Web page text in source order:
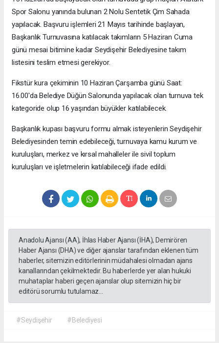
Spor Salonu yanında bulunan 2 Nolu Sentetik Çim Sahada
yapılacak. Başvuru işlemleri 21 Mayıs tarihinde başlayan,
Başkanlık Turnuvasına katılacak takımların 5 Haziran Cuma
günü mesai bitimine kadar Seydişehir Belediyesine takım
listesini teslim etmesi gerekiyor.
Fikstür kura çekiminin 10 Haziran Çarşamba günü Saat:
16.00'da Belediye Düğün Salonunda yapılacak olan turnuva tek
kategoride olup 16 yaşından büyükler katılabilecek.
Başkanlık kupası başvuru formu almak isteyenlerin Seydişehir
Belediyesinden temin edebileceği, turnuvaya kamu kurum ve
kuruluşları, merkez ve kırsal mahalleler ile sivil toplum
kuruluşları ve işletmelerin katılabileceği ifade edildi.
Anadolu Ajansı (AA), İhlas Haber Ajansı (İHA), Demirören
Haber Ajansı (DHA) ve diğer ajanslar tarafından eklenen tüm
haberler, sitemizin editörlerinin müdahalesi olmadan ajans
kanallarından çekilmektedir. Bu haberlerde yer alan hukuki
muhataplar haberi geçen ajanslar olup sitemizin hiç bir
editörü sorumlu tutulamaz...
#Seydişehir #Belediyesi